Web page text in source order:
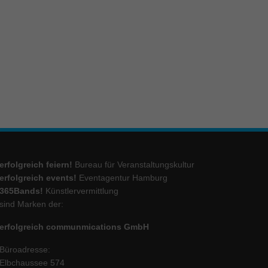
erfolgreich feiern! Bureau für Veranstaltungskultur
erfolgreich events! Eventagentur Hamburg
365Bands! Künstlervermittlung
sind Marken der:
erfolgreich communmications GmbH
Büroadresse:
Elbchaussee 574